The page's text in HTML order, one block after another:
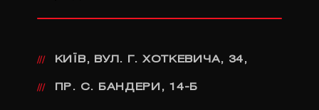
/// КИЇВ, ВУЛ. Г. ХОТКЕВИЧА, 34,
/// ПР. С. БАНДЕРИ, 14-Б